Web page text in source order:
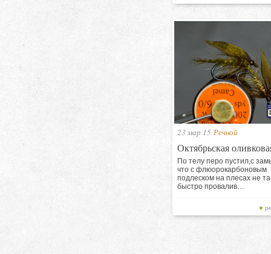
23 мар 15 Речной
Октябрьская
По телу перо пустил,с
что с флюорокарбоновым
подлеском на плесах не
быстро провалив…